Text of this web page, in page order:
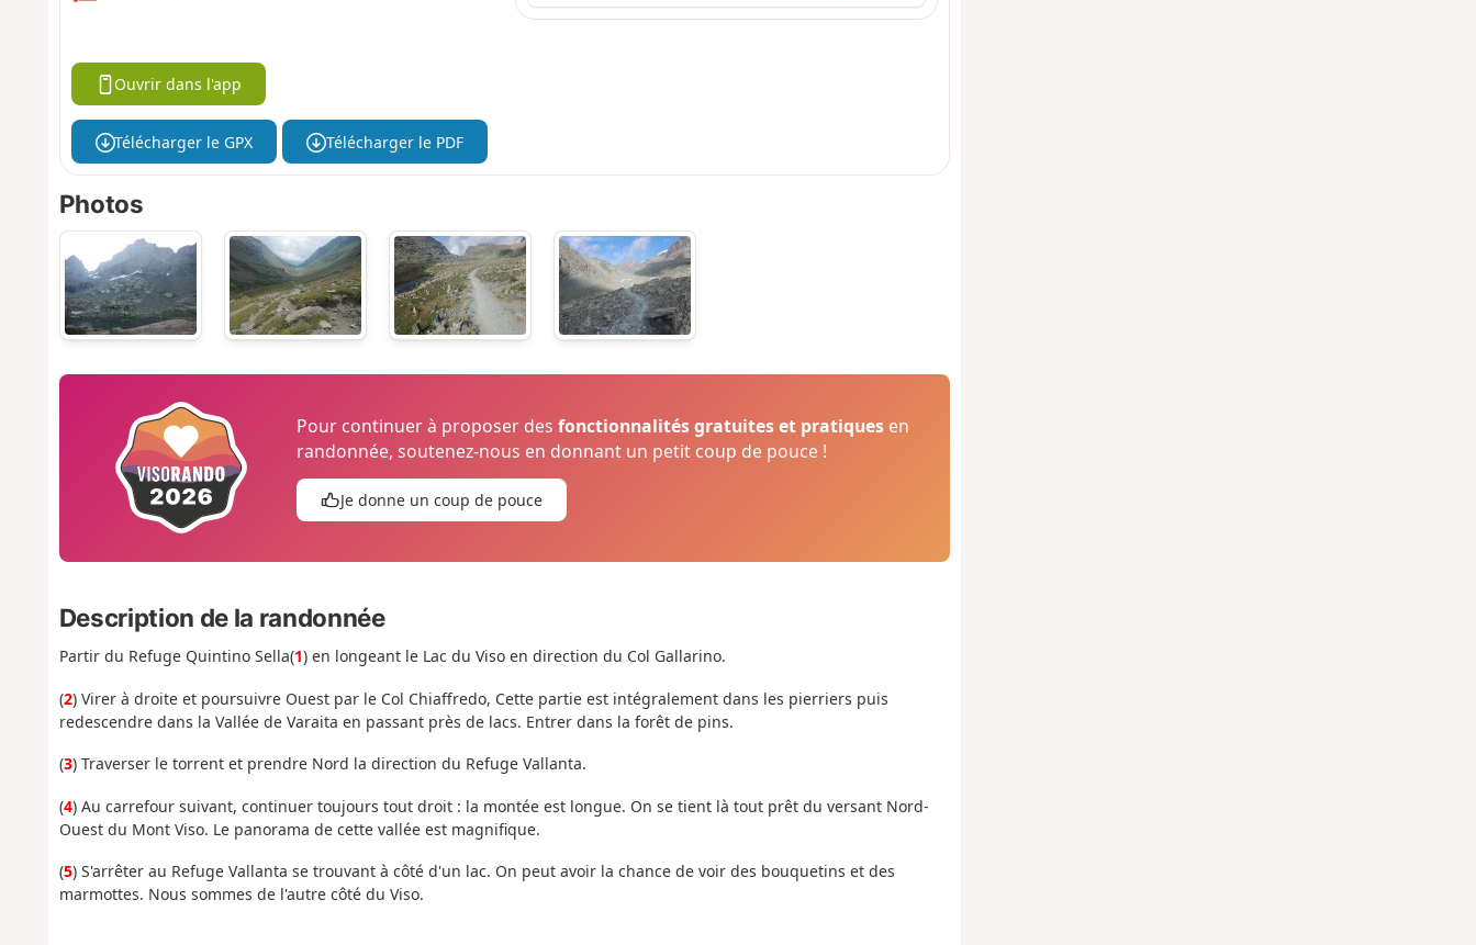
Ouvrir dans l'app
Télécharger le GPX Télécharger le PDF
Photos
Pour continuer à proposer desfonctionnalités gratuites et pratiques en
randonnée, soutenez-nous en donnant un petit coup de pouce !
Je donne un coup de pouce
Description de la randonnée
Partir du Refuge Quintino Sella(1) en longeant le Lac du Viso en direction du Col Gallarino.
(2) Virer à droite et poursuivre Ouest par le Col Chiaffredo, Cette partie est intégralement dans les pierriers puis
redescendre dans la Vallée de Varaita en passant près de lacs. Entrer dans la forêt de pins.
(3) Traverser le torrent et prendre Nord la direction du Refuge Vallanta.
(4) Au carrefour suivant, continuer toujours tout droit : la montée est longue. On se tient là tout prêt du versant Nord-
Ouest du Mont Viso. Le panorama de cette vallée est magnifique.
(5) S'arrêter au Refuge Vallanta se trouvant à côté d'un lac. On peut avoir la chance de voir des bouquetins et des
marmottes. Nous sommes de l'autre côté du Viso.